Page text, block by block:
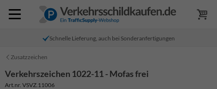
Schnelle Lieferung, auch bei Sonderanfertigungen
Zusatzzeichen
Verkehrszeichen 1022-11 - Mofas frei
Art.nr. VSVZ.11006